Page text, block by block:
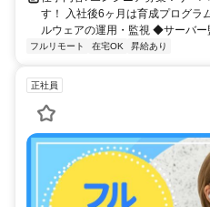
す！ 入社後6ヶ月は育成プログ
ルウェアの運用・監視 ◆サーバ
フルリモート 在宅OK 昇給あり
正社員